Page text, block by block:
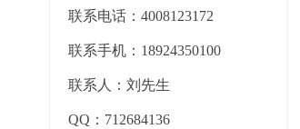
联系电话：4008123172
联系手机：18924350100
联系人：刘先生
QQ：712684136